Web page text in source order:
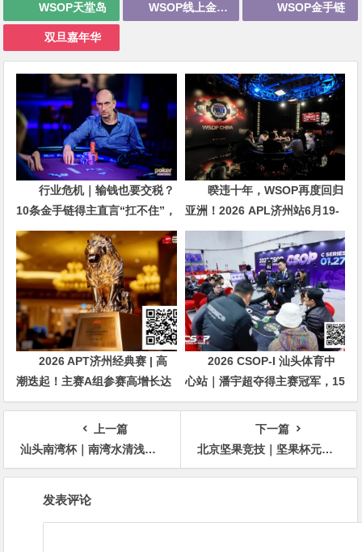
WSOP天堂岛 WSOP线上金手链 WSOP金手链
双旦嘉年华
行业危机｜输钱也要交税？
10条金手链得主直言“扛不住”，
主动砍掉四分之三比赛
暌违十年，WSOP再度回归
亚洲！2026 APL济州站6月19-
28日盛大登场！
2026 APT济州经典赛 | 高
潮迭起！主赛A组参赛高增长达
676人次！中国选手 Tony Lin
逆袭夺超级豪客赛冠军！
2026 CSOP-I 汕头体育中
心站｜潘宇超夺得主赛冠军，15
年扑克路，圆梦CSOP！
上一篇
汕头南湾杯｜南湾水清浅，垂柳映夕阳，今日AK撞AA，恭喜威靓28.6W记分牌荣登主赛C组CL!
下一篇
北京坚果竞技｜坚果杯元旦跨年赛，1月1日与您一起辞旧迎新！
发表评论